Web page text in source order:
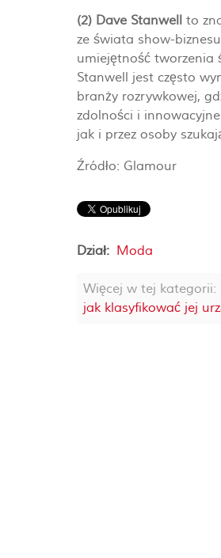
(2) Dave Stanwell to
ze świata show-
umiejętność tworzenia
Stanwell jest często
branży rozrywkowej,
zdolności i
jak i przez osoby
Źródło: Glamour
Dział: Moda
Więcej w tej kategorii:
jak klasyfikować jej